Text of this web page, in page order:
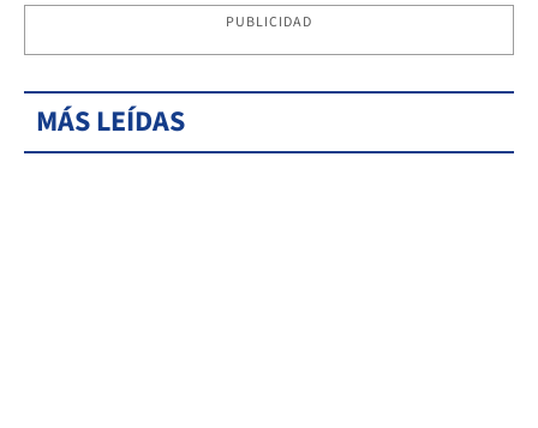
PUBLICIDAD
MÁS LEÍDAS